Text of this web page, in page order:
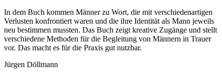
In dem Buch kommen Männer zu Wort, die mit verschiedenartigen
Verlusten konfrontiert waren und die ihre Identität als Mann jeweils
neu bestimmen mussten. Das Buch zeigt kreative Zugänge und stellt
verschiedene Methoden für die Begleitung von Männern in Trauer
vor. Das macht es für die Praxis gut nutzbar.
Jürgen Döllmann